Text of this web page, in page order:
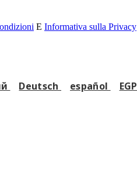
E Informativa sulla Privacy
Deutsch español EGP